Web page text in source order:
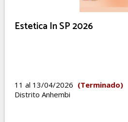
Estetica In SP 2026
11 al 13/04/2026 (Terminado)
Distrito Anhembi